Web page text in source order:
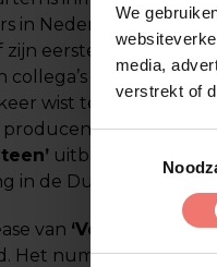
We
media,
verstrekt of
in Nederland. Hij
zijn eerste stappen op
collega’s deed hij
wist te winnen.
producent Goldfinger
uitbracht. Deze
in de Dutch Charts
van ‘Verliefd’
in
Het nummer werd